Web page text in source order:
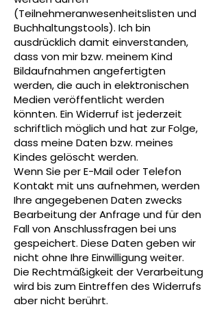
(Teilnehmeranwesenheitslisten und
Buchhaltungstools). Ich bin
ausdrücklich damit einverstanden,
dass von mir bzw. meinem Kind
Bildaufnahmen angefertigten
werden, die auch in elektronischen
Medien veröffentlicht werden
könnten. Ein Widerruf ist jederzeit
schriftlich möglich und hat zur Folge,
dass meine Daten bzw. meines
Kindes gelöscht werden.
Wenn Sie per E-Mail oder Telefon
Kontakt mit uns aufnehmen, werden
Ihre angegebenen Daten zwecks
Bearbeitung der Anfrage und für den
Fall von Anschlussfragen bei uns
gespeichert. Diese Daten geben wir
nicht ohne Ihre Einwilligung weiter.
Die Rechtmäßigkeit der Verarbeitung
wird bis zum Eintreffen des Widerrufs
aber nicht berührt.